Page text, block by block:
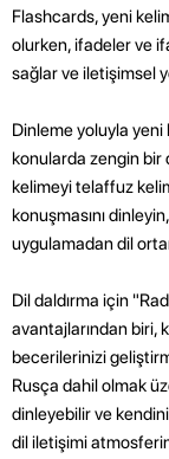
Flashcards, yeni
olurken, ifadeler ve
sağlar ve iletişimsel
Dinleme yoluyla
konularda zengin bir
kelimeyi telaffuz
konuşmasını
uygulamadan dil
Dil daldırma için
avantajlarından biri,
becerilerinizi
Rusça dahil olmak
dinleyebilir ve
dil iletişimi